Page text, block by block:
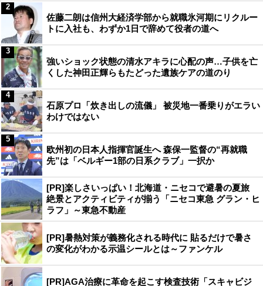
佐藤二朗は信州大経済学部から就職氷河期にリクルー
トに入社も、わずか1日で辞めて役者の道へ
2
強いショック状態の清水アキラに心配の声…子供を亡
くした神田正輝らもたどった遺族ケアの道のり
3
石原プロ「炊き出しの流儀」 被災地一番乗りがエラい
わけではない
4
欧州初の日本人指揮官誕生へ 森保一監督の“再就職
先”は「ベルギー1部の日系クラブ」一択か
5
[PR]楽しさいっぱい！北海道・ニセコで避暑の夏旅
絶景とアクティビティが揃う「ニセコ東急 グラン・ヒ
ラフ」～東急不動産
[PR]暑熱対策が義務化される時代に 貼るだけで暑さ
の変化がわかる示温シールとは～ファンケル
[PR]AGA治療に革命を起こす検査技術「スキャビジ